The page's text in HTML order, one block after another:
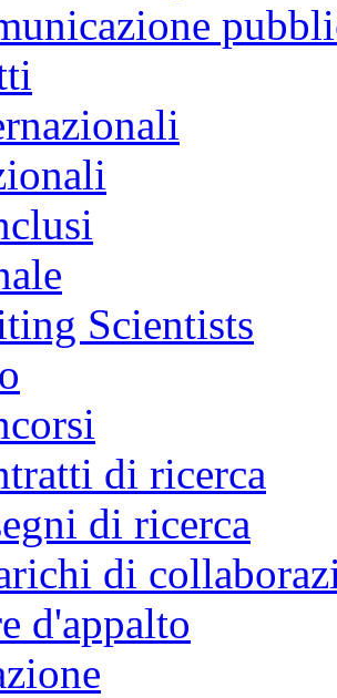
Scientists
di ricerca
di ricerca
di
d'appalto